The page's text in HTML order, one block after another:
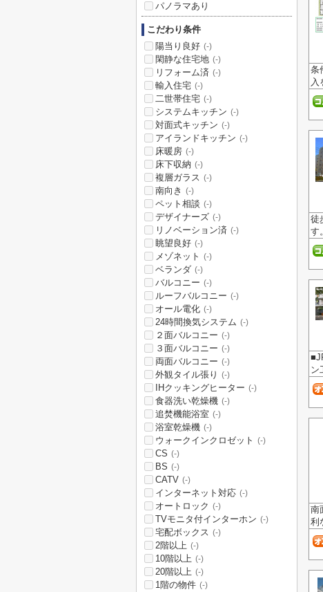
条
入
徒
す
ン
南
利
パノラマあり
こだわり条件
陽当り良好 (-)
閑静な住宅地 (-)
リフォーム済 (-)
輸入住宅 (-)
二世帯住宅 (-)
システムキッチン (-)
対面式キッチン (-)
アイランドキッチン (-)
床暖房 (-)
床下収納 (-)
複層ガラス (-)
南向き (-)
ペット相談 (-)
デザイナーズ (-)
リノベーション済 (-)
眺望良好 (-)
メゾネット (-)
ベランダ (-)
バルコニー (-)
ルーフバルコニー (-)
オール電化 (-)
24時間換気システム (-)
２面バルコニー (-)
３面バルコニー (-)
両面バルコニー (-)
外観タイル張り (-)
IHクッキングヒーター (-)
食器洗い乾燥機 (-)
追焚機能浴室 (-)
浴室乾燥機 (-)
ウォークインクロゼット (-)
CS (-)
BS (-)
CATV (-)
インターネット対応 (-)
オートロック (-)
TVモニタ付インターホン (-)
宅配ボックス (-)
2階以上 (-)
10階以上 (-)
20階以上 (-)
1階の物件 (-)